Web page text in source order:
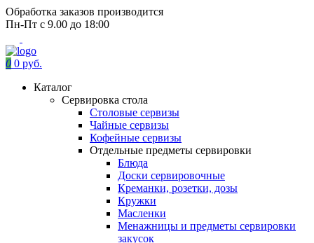
Обработка заказов производится
Пн-Пт с 9.00 до 18:00
0 0 руб.
Каталог
Сервировка стола
Столовые сервизы
Чайные сервизы
Кофейные сервизы
Отдельные предметы сервировки
Блюда
Доски сервировочные
Креманки, розетки, дозы
Кружки
Масленки
Менажницы и предметы сервировки
закусок